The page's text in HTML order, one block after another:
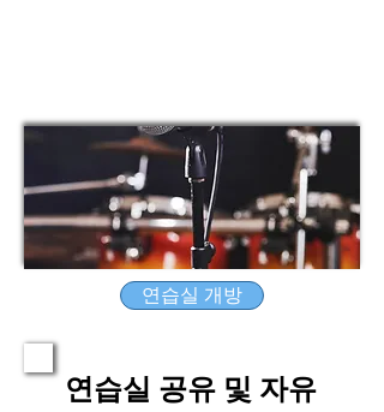
연습실 개방
연습실 공유 및 자유